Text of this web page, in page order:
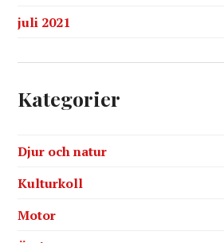
juli 2021
Kategorier
Djur och natur
Kulturkoll
Motor